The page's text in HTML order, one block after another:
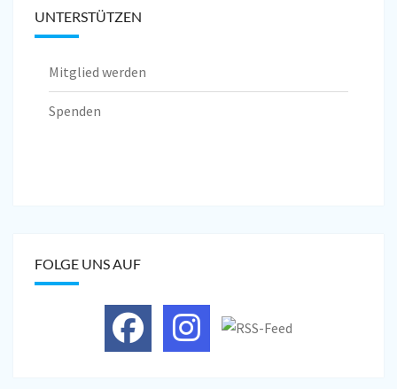
UNTERSTÜTZEN
Mitglied werden
Spenden
FOLGE UNS AUF